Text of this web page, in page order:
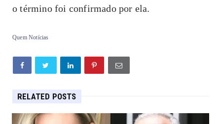
o término foi confirmado por ela.
Quem Notícias
RELATED POSTS